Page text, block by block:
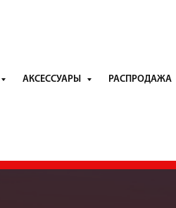
АКСЕССУАРЫ РАСПРОДАЖА